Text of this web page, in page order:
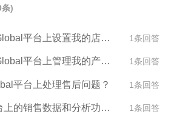
小家电、大型家电等。 4.数码
艺、灯具照明等。 以上分类
台的主要分类，用户还可以在各
)
我如何在Gmarket Global平台上设置我的店铺外观和设计？ 1条回答
我如何在Gmarket Global平台上管理我的产品库存？ 1条回答
平台上处理售后问题？ 1条回答
Gmarket Global平台上的销售数据和分析功能是什么？ 1条回答